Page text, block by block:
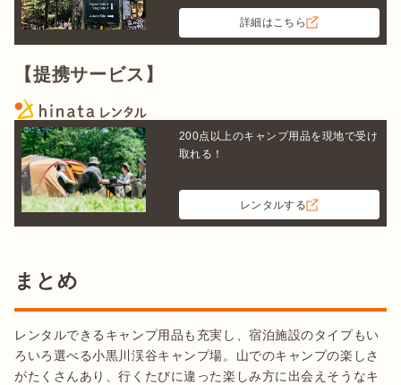
詳細はこちら
【提携サービス】
200点以上のキャンプ用品を現地で受け
取れる！
レンタルする
まとめ
レンタルできるキャンプ用品も充実し、宿泊施設のタイプもい
ろいろ選べる小黒川渓谷キャンプ場。山でのキャンプの楽しさ
がたくさんあり、行くたびに違った楽しみ方に出会えそうなキ